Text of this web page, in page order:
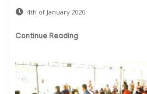
4th of January 2020
Continue Reading